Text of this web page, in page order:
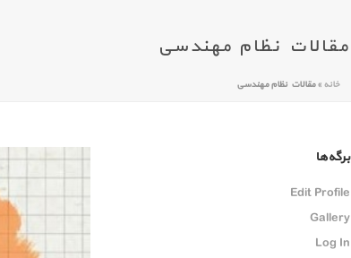
مقالات نظام مهندسی
خانه »مقالات نظام مهندسی
برگه‌ها
Edit Profile
Gallery
Log In